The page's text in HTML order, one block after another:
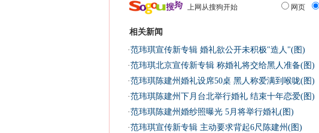
上网从搜狗开始 网页
相关新闻
·范玮琪宣传新专辑 婚礼欲公开未积极"造人"(图)
·范玮琪北京宣传新专辑 称婚礼将交给黑人准备(图)
·范玮琪陈建州婚礼设席50桌 黑人称爱满到喉咙(图)
·范玮琪陈建州下月台北举行婚礼 结束十年恋爱(图)
·范玮琪陈建州婚纱照曝光 5月将举行婚礼(图)
·范玮琪宣传新专辑 主动要求背起6尺陈建州(图)